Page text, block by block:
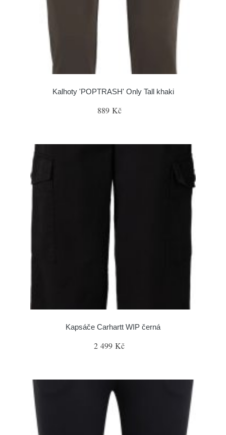
Kalhoty 'POPTRASH' Only Tall khaki
889 Kč
Kapsáče Carhartt WIP černá
2 499 Kč